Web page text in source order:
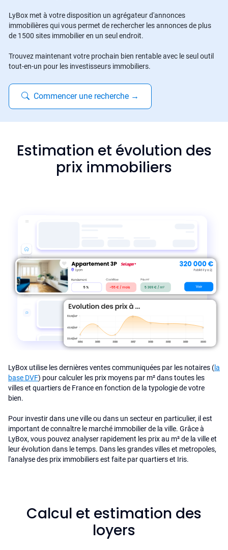
LyBox met à votre disposition un agrégateur d'annonces
immobilières qui vous permet de rechercher les annonces de plus
de 1500 sites immobilier en un seul endroit.
Trouvez maintenant votre prochain bien rentable avec le seul outil
tout-en-un pour les investisseurs immobiliers.
Commencer une recherche →
Estimation et évolution des
prix immobiliers
LyBox utilise les dernières ventes communiquées par les notaires (la
base DVF) pour calculer les prix moyens par m² dans toutes les
villes et quartiers de France en fonction de la typologie de votre
bien.
Pour investir dans une ville ou dans un secteur en particulier, il est
important de connaître le marché immobilier de la ville. Grâce à
LyBox, vous pouvez analyser rapidement les prix au m² de la ville et
leur évolution dans le temps. Dans les grandes villes et metropoles,
l'analyse des prix immobiliers est faite par quartiers et Iris.
Calcul et estimation des
loyers